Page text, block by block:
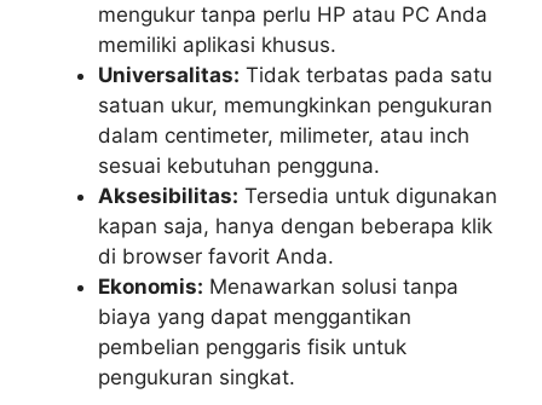
mengukur tanpa perlu HP atau PC Anda
memiliki aplikasi khusus.
Universalitas: Tidak terbatas pada satu
satuan ukur, memungkinkan pengukuran
dalam centimeter, milimeter, atau inch
sesuai kebutuhan pengguna.
Aksesibilitas: Tersedia untuk digunakan
kapan saja, hanya dengan beberapa klik
di browser favorit Anda.
Ekonomis: Menawarkan solusi tanpa
biaya yang dapat menggantikan
pembelian penggaris fisik untuk
pengukuran singkat.